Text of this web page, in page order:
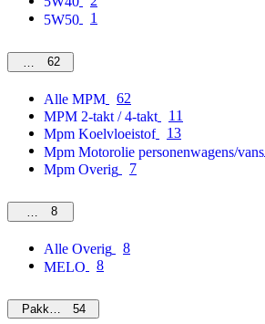
5W50
1
MPM62
Alle MPM
62
MPM 2-takt / 4-takt
11
Mpm Koelvloeistof
13
Mpm Motorolie personenwagens/vans
Mpm Overig
7
Overig
8
Alle Overig
8
MELO
8
Pakketten54